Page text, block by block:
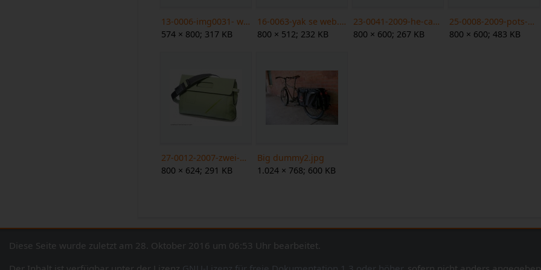
13-0006-img0031- web.jpg
574 × 800; 317 KB
16-0063-yak se web.jpg
800 × 512; 232 KB
23-0041-2009-he-cargo-industrie web.jpg
800 × 600; 267 KB
25-0008-2009-pots-on-mundo web.jpg
800 × 600; 483 KB
27-0012-2007-zwei-mobil-u7 web.jpg
800 × 624; 291 KB
Big dummy2.jpg
1.024 × 768; 600 KB
Diese Seite wurde zuletzt am 28. Oktober 2016 um 06:53 Uhr bearbeitet.